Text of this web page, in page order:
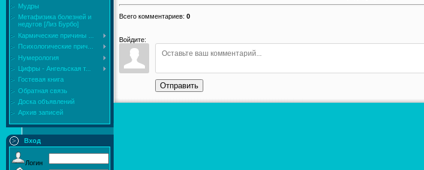
Мудры
Mетафизика болезней и
недугов [Лиз Бурбо]
Кармические причины ...
Психологические прич...
Нумерология
Цифры - Ангельская т...
Гостевая книга
Обратная связь
Доска объявлений
Архив записей
Вход
Логин
Всего комментариев: 0
Войдите:
Отправить